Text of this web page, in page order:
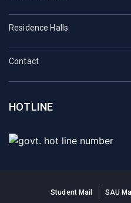
Residence Halls
Contact
HOTLINE
Student Mail SAU